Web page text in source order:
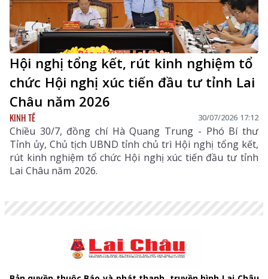
Hội nghị tổng kết, rút kinh nghiệm tổ
chức Hội nghị xúc tiến đầu tư tỉnh Lai
Châu năm 2026
KINH TẾ 30/07/2026 17:12
Chiều 30/7, đồng chí Hà Quang Trung - Phó Bí thư
Tỉnh ủy, Chủ tịch UBND tỉnh chủ trì Hội nghị tổng kết,
rút kinh nghiệm tổ chức Hội nghị xúc tiến đầu tư tỉnh
Lai Châu năm 2026.